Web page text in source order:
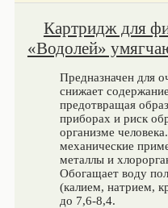
Картридж для
«Водолей»
Предназначен для
снижает
предотвращая
приборах и риск
организме
механические
металлы и
Обогащает воду
(калием, натрием,
до 7,6-8,4.